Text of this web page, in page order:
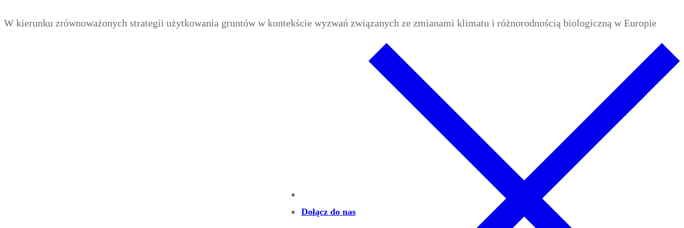
Inhalt
W kierunku zrównoważonych strategii użytkowania gruntów w kontekście wyzwań związanych ze zmianami klimatu i różnorodnością biologiczną w Europie
Dołącz do nas